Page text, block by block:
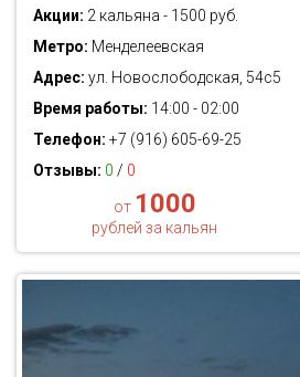
Акции: 2 кальяна - 1500 руб.
Метро: Менделеевская
Адрес: ул. Новослободская, 54с5
Время работы: 14:00 - 02:00
Телефон: +7 (916) 605-69-25
Отзывы: 0 / 0
от 1000
рублей за кальян